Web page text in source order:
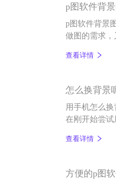
p图软件背
p图软件背景
做图的需求
查看详情
怎么换背景
用手机怎么
在刚开始尝
查看详情
方便的p图